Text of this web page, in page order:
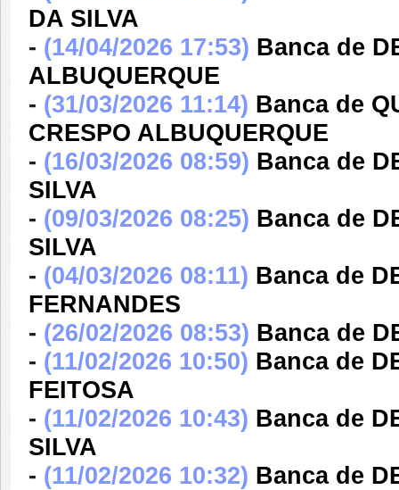
DA SILVA
- (14/04/2026 17:53) Banca de
ALBUQUERQUE
- (31/03/2026 11:14) Banca de
CRESPO ALBUQUERQUE
- (16/03/2026 08:59) Banca de
SILVA
- (09/03/2026 08:25) Banca de
SILVA
- (04/03/2026 08:11) Banca de
FERNANDES
- (26/02/2026 08:53) Banca de
- (11/02/2026 10:50) Banca de
FEITOSA
- (11/02/2026 10:43) Banca de
SILVA
- (11/02/2026 10:32) Banca de